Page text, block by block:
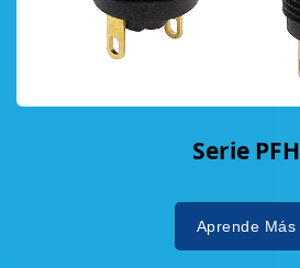
Serie PFH
Aprende Más